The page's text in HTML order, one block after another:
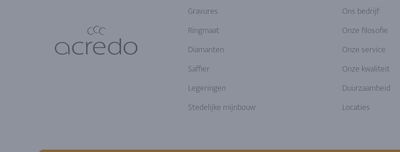
Gravures
Ringmaat
Diamanten
Saffier
Legeringen
Stedelijke mijnbouw
Ons bedrijf
Onze filosofie
Onze service
Onze kwaliteit
Duurzaamheid
Locaties